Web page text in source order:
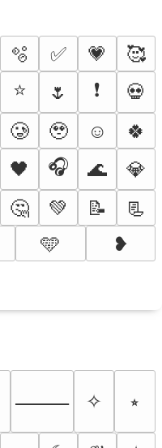
🫧 ✅ 💗
🥰
⭐ 🌷 ❗
💀
🥲 🥹 ☺️
🍀
🖤 🎧 🌊
💎
🤔 💚 📝
📃
🩵 ❥
⸻ ✧ ⭒